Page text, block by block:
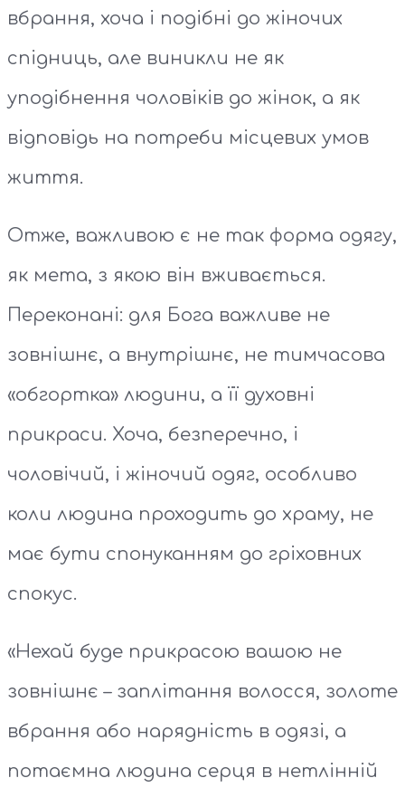
вбрання, хоча і подібні до жіночих
спідниць, але виникли не як
уподібнення чоловіків до жінок, а як
відповідь на потреби місцевих умов
життя.
Отже, важливою є не так форма одягу,
як мета, з якою він вживається.
Переконані: для Бога важливе не
зовнішнє, а внутрішнє, не тимчасова
«обгортка» людини, а її духовні
прикраси. Хоча, безперечно, і
чоловічий, і жіночий одяг, особливо
коли людина проходить до храму, не
має бути спонуканням до гріховних
спокус.
«Hехай буде прикрасою вашою не
зовнiшнє – заплiтання волосся, золоте
вбрання або наряднiсть в одязi, а
потаємна людина серця в нетлiннiй